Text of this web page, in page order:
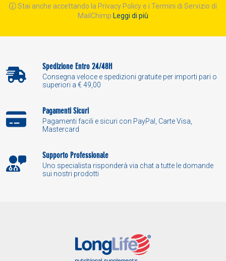
Stai anche accettando la Privacy Policy e i Termini di Servizio di
MailChimp Leggi di più
Spedizione Entro 24/48H
Consegna veloce e spedizioni gratuite per importi pari o
superiori a € 49,00
Pagamenti Sicuri
Pagamenti facili e sicuri con PayPal, Carte Visa,
Mastercard
Supporto Professionale
Uno specialista risponderà via chat a tutte le domande
sui nostri prodotti